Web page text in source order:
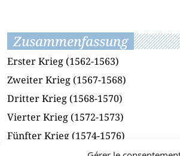
Zusammenfassung
Erster Krieg (1562-1563)
Zweiter Krieg (1567-1568)
Dritter Krieg (1568-1570)
Vierter Krieg (1572-1573)
Fünfter Krieg (1574-1576)